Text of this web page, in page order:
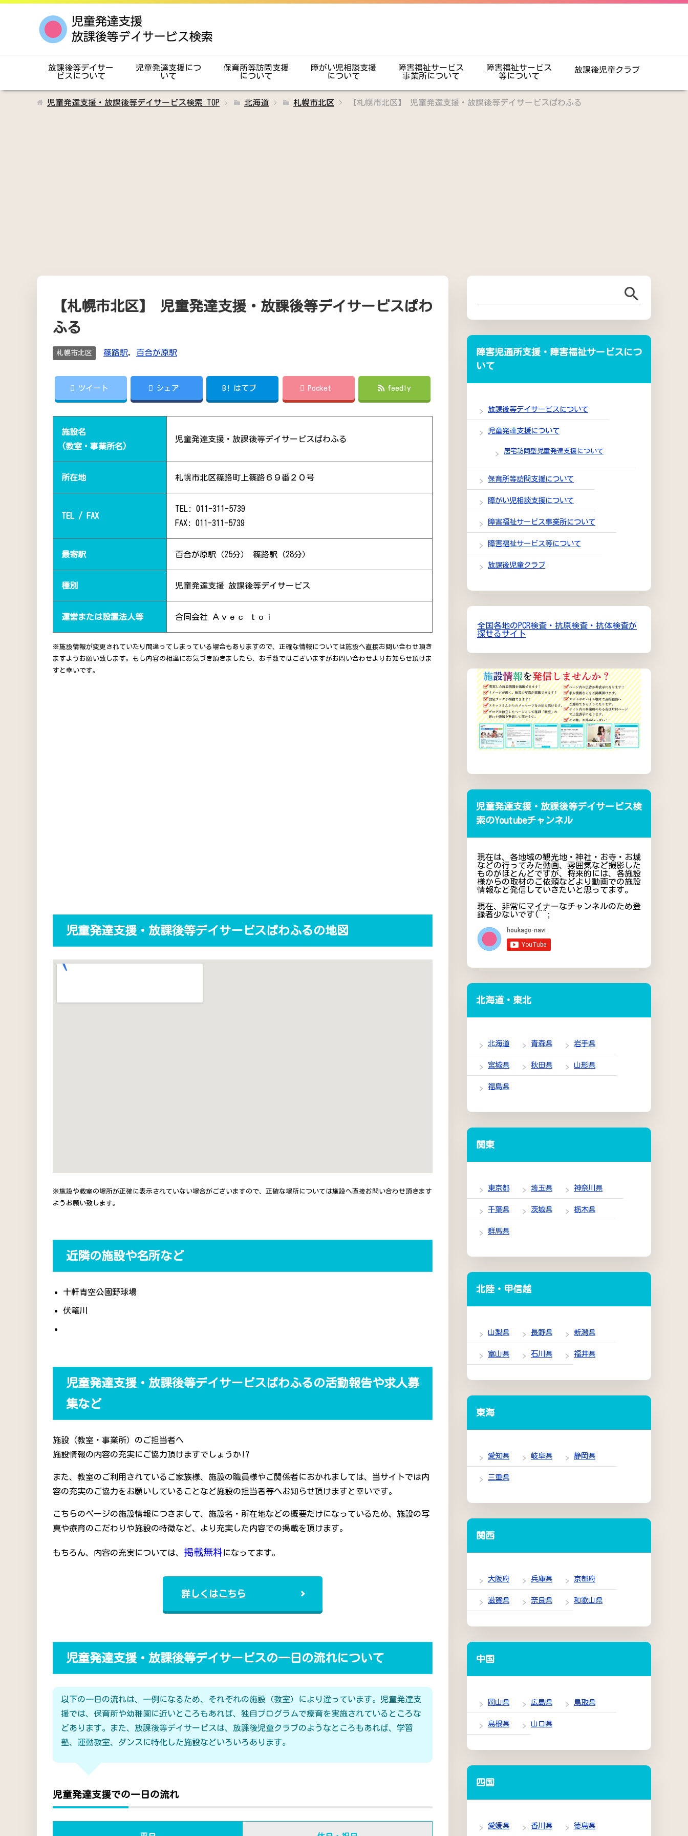
放課後等デイサー
ビスについて
児童発達支援につ
いて
保育所等訪問支援
について
障がい児相談支援
について
障害福祉サービス
事業所について
障害福祉サービス
等について
放課後児童クラブ
児童発達支援・放課後等デイサービス検索 TOP 北海道 札幌市北区 【札幌市北区】 児童発達支援・放課後等デイサービスぱわふる
【札幌市北区】 児童発達支援・放課後等デイサービスぱわ
ふる
札幌市北区 篠路駅, 百合が原駅
ツイート シェア B! はてブ Pocket feedly
施設名
(教室・事業所名)
児童発達支援・放課後等デイサービスぱわふる
所在地 札幌市北区篠路町上篠路６９番２０号
TEL / FAX
TEL: 011-311-5739
FAX: 011-311-5739
最寄駅 百合が原駅（25分） 篠路駅（28分）
種別 児童発達支援 放課後等デイサービス
運営または設置法人等 合同会社 Ａｖｅｃ ｔｏｉ
※施設情報が変更されていたり間違ってしまっている場合もありますので、正確な情報については施設へ直接お問い合わせ頂き
ますようお願い致します。もし内容の相違にお気づき頂きましたら、お手数ではございますがお問い合わせよりお知らせ頂けま
すと幸いです。
児童発達支援・放課後等デイサービスぱわふるの地図
※施設や教室の場所が正確に表示されていない場合がございますので、正確な場所については施設へ直接お問い合わせ頂きます
ようお願い致します。
近隣の施設や名所など
十軒青空公園野球場
伏篭川
児童発達支援・放課後等デイサービスぱわふるの活動報告や求人募
集など
施設（教室・事業所）のご担当者へ
施設情報の内容の充実にご協力頂けますでしょうか!?
また、教室のご利用されているご家族様、施設の職員様やご関係者におかれましては、当サイトでは内
容の充実のご協力をお願いしていることなど施設の担当者等へお知らせ頂けますと幸いです。
こちらのページの施設情報につきまして、施設名・所在地などの概要だけになっているため、施設の写
真や療育のこだわりや施設の特徴など、より充実した内容での掲載を頂けます。
もちろん、内容の充実については、 掲載無料になってます。
詳しくはこちら
児童発達支援・放課後等デイサービスの一日の流れについて
以下の一日の流れは、一例になるため、それぞれの施設（教室）により違っています。児童発達支
援では、保育所や幼稚園に近いところもあれば、独自プログラムで療育を実施されているところな
どあります。また、放課後等デイサービスは、放課後児童クラブのようなところもあれば、学習
塾、運動教室、ダンスに特化した施設などいろいろあります。
児童発達支援での一日の流れ
障害児通所支援・障害福祉サービスにつ
いて
放課後等デイサービスについて
児童発達支援について
居宅訪問型児童発達支援について
保育所等訪問支援について
障がい児相談支援について
障害福祉サービス事業所について
障害福祉サービス等について
放課後児童クラブ
全国各地のPCR検査・抗原検査・抗体検査が
探せるサイト
児童発達支援・放課後等デイサービス検
索のYoutubeチャンネル
現在は、各地域の観光地・神社・お寺・お城
などの行ってみた動画、雰囲気など撮影した
ものがほとんどですが、将来的には、各施設
様からの取材のご依頼などより動画での施設
情報など発信していきたいと思ってます。
現在、非常にマイナーなチャンネルのため登
録者少ないです(^^;
北海道・東北
北海道 青森県 岩手県
宮城県 秋田県 山形県
福島県
関東
東京都 埼玉県 神奈川県
千葉県 茨城県 栃木県
群馬県
北陸・甲信越
山梨県 長野県 新潟県
富山県 石川県 福井県
東海
愛知県 岐阜県 静岡県
三重県
関西
大阪府 兵庫県 京都府
滋賀県 奈良県 和歌山県
中国
岡山県 広島県 鳥取県
島根県 山口県
四国
愛媛県 香川県 徳島県